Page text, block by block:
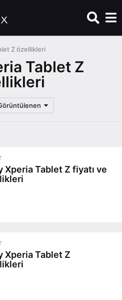
Z özellikleri
Tablet Z
Xperia Tablet Z fiyatı ve
Xperia Tablet Z